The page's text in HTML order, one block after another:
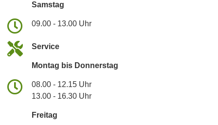
Samstag
09.00 - 13.00 Uhr
Service
Montag bis Donnerstag
08.00 - 12.15 Uhr
13.00 - 16.30 Uhr
Freitag